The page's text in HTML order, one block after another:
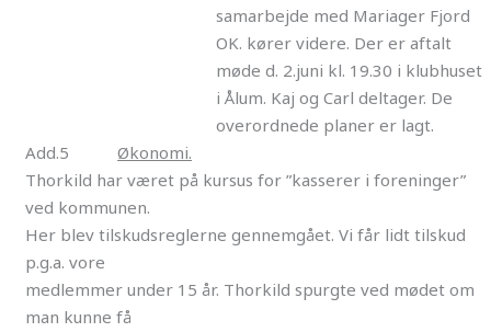
samarbejde med Mariager Fjord
OK. kører videre. Der er aftalt
møde d. 2.juni kl. 19.30 i klubhuset
i Ålum. Kaj og Carl deltager. De
overordnede planer er lagt.
Add.5Økonomi.
Thorkild har været på kursus for ”kasserer i foreninger”
ved kommunen.
Her blev tilskudsreglerne gennemgået. Vi får lidt tilskud
p.g.a. vore
medlemmer under 15 år. Thorkild spurgte ved mødet om
man kunne få